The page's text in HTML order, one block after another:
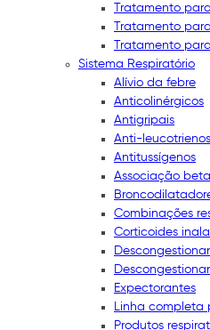
Tratamento
Tratamento
Tratamento
Sistema Respiratório
Alívio da febre
Anticolinérgicos
Antigripais
Anti-leucotrienos
Antitussígenos
Associação
Combinações
Corticoides
Expectorantes
Linha completa
Produtos